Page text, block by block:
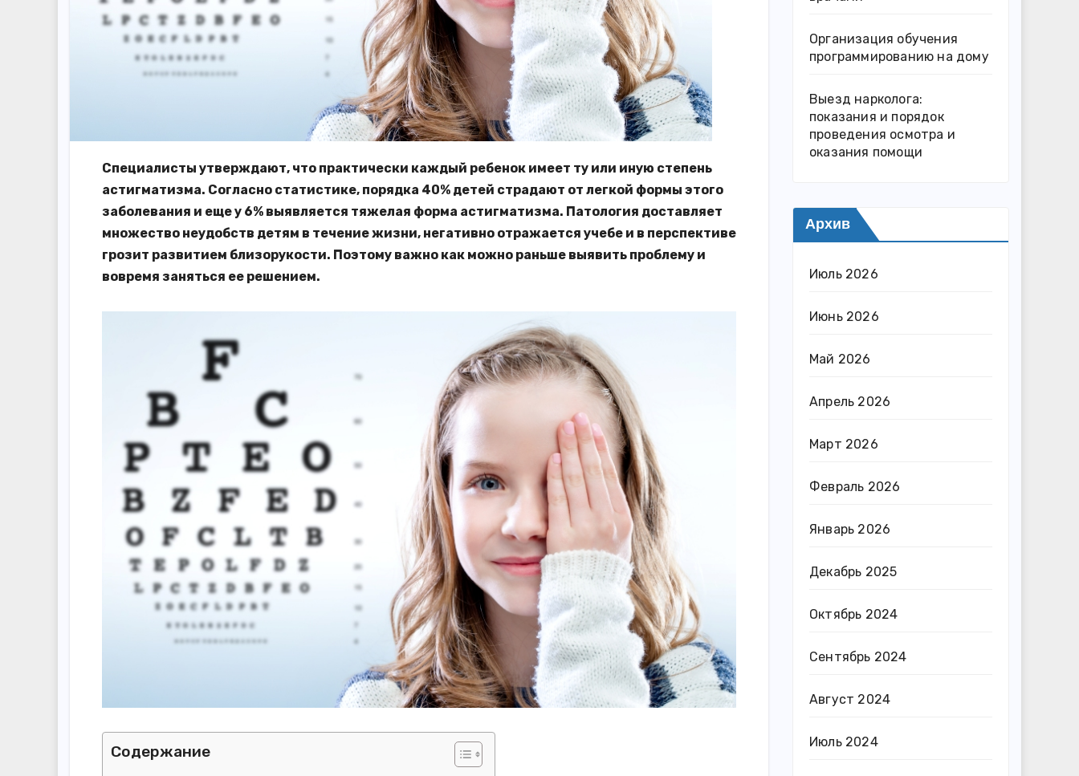
Специалисты утверждают, что практически каждый ребенок имеет ту или иную степень
астигматизма. Согласно статистике, порядка 40% детей страдают от легкой формы этого
заболевания и еще у 6% выявляется тяжелая форма астигматизма. Патология доставляет
множество неудобств детям в течение жизни, негативно отражается учебе и в перспективе
грозит развитием близорукости. Поэтому важно как можно раньше выявить проблему и
вовремя заняться ее решением.
Содержание
Организация обучения
программированию на дому
Выезд нарколога:
показания и порядок
проведения осмотра и
оказания помощи
Архив
Июль 2026
Июнь 2026
Май 2026
Апрель 2026
Март 2026
Февраль 2026
Январь 2026
Декабрь 2025
Октябрь 2024
Сентябрь 2024
Август 2024
Июль 2024